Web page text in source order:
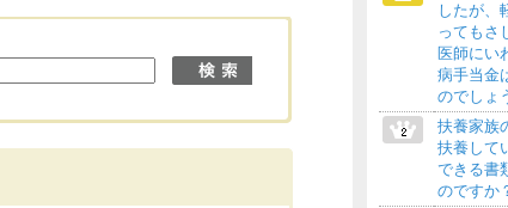
したが、
ってもさ
医師にい
病手当金
のでしょ
扶養家族
扶養して
できる書
のですか